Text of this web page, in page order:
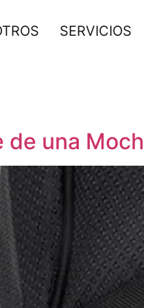
SERVICIOS
de una